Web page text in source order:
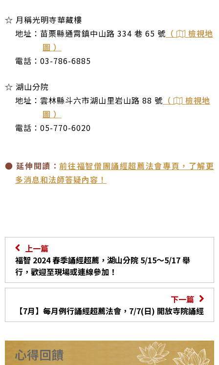
☆ 月稱光明寺華藏樓
地址：苗栗縣通霄鎮中山路 334 巷 65 號 （
檢視地
圖 ）
電話：03-786-6885
☆ 湖山分院
地址：雲林縣斗六市湖山里岩山路 88 號 （
檢視地
圖 ）
電話：05-770-6020
● 延伸閱讀：前往福智僧團誦經超薦法會專頁，了解更
多消息和法師答疑內容！
上一篇
福智 2024 春季誦經超薦，湖山分院 5/15～5/17 舉
行，歡迎至現場或連線參加！
下一篇
【7月】每月例行誦經超薦法會，7/7(日) 開放寺院誦經
心得回饋